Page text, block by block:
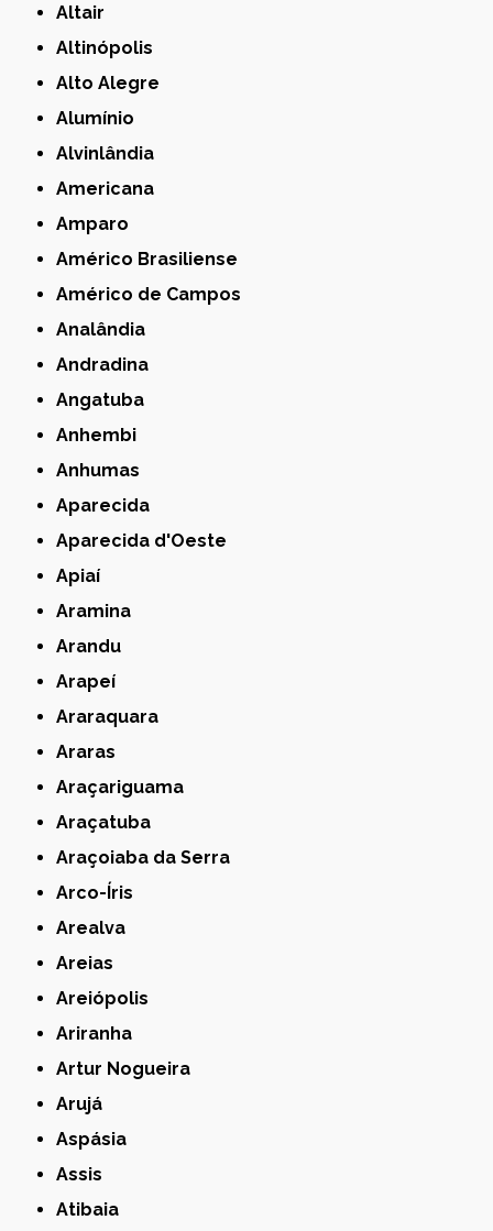
Altair
Altinópolis
Alto Alegre
Alumínio
Alvinlândia
Americana
Amparo
Américo Brasiliense
Américo de Campos
Analândia
Andradina
Angatuba
Anhembi
Anhumas
Aparecida
Aparecida d'Oeste
Apiaí
Aramina
Arandu
Arapeí
Araraquara
Araras
Araçariguama
Araçatuba
Araçoiaba da Serra
Arco-Íris
Arealva
Areias
Areiópolis
Ariranha
Artur Nogueira
Arujá
Aspásia
Assis
Atibaia